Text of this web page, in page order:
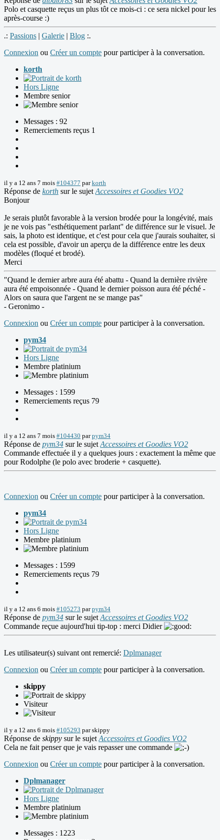
Polo et casquette reçus un plus tôt ce mois-ci : ce sera nickel pour les
après-course :)
.: Passions | Galerie | Blog :.
Connexion ou Créer un compte pour participer à la conversation.
korth
Hors Ligne
Membre senior
Messages : 92
Remerciements reçus 1
il y a 12 ans 7 mois #104377 parkorth
Réponse de korth sur le sujet Accessoires et Goodies VO2
Bonjour
Je serais plutôt favorable à la version brodée pour la longévité, mais
je ne vois pas "esthétiquement parlant" de différence sur le visuel. Je
sais, la photo est identique, et c'est pour cela que j'aurais souhaiter, si
cela est possible, d'avoir un aperçu de la différence entre les deux
modèles (floqué et brodé).
Merci
"Quand le dernier arbre aura été abattu - Quand la dernière rivière
aura été empoisonnée - Quand le dernier poisson aura été péché -
Alors on saura que l'argent ne se mange pas"
- Geronimo -
Connexion ou Créer un compte pour participer à la conversation.
pym34
Hors Ligne
Membre platinium
Messages : 1599
Remerciements reçus 79
il y a 12 ans 7 mois #104430 parpym34
Réponse de pym34 sur le sujet Accessoires et Goodies VO2
Commande effectuée il y a quelques jours : exactement la même que
pour Rodolphe (le polo avec broderie + casquette).
Connexion ou Créer un compte pour participer à la conversation.
pym34
Hors Ligne
Membre platinium
Messages : 1599
Remerciements reçus 79
il y a 12 ans 6 mois #105273 parpym34
Réponse de pym34 sur le sujet Accessoires et Goodies VO2
Commande reçue aujourd'hui tip-top : merci Didier
Les utilisateur(s) suivant ont remercié: Dplmanager
Connexion ou Créer un compte pour participer à la conversation.
skippy
Visiteur
il y a 12 ans 6 mois #105293 parskippy
Réponse de skippy sur le sujet Accessoires et Goodies VO2
Cela ne fait penser que je vais repasser une commande
Connexion ou Créer un compte pour participer à la conversation.
Dplmanager
Hors Ligne
Membre platinium
Messages : 1223